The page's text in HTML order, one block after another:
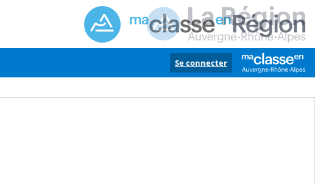
Se connecter